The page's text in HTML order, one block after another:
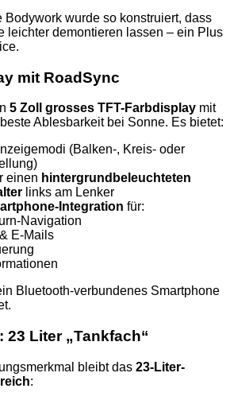
Bodywork wurde so konstruiert, dass
leichter demontieren lassen – ein Plus
mit RoadSync
5 Zoll grosses TFT-Farbdisplay mit
Ablesbarkeit bei Sonne. Es bietet:
(Balken-, Kreis- oder
einen hintergrundbeleuchteten
links am Lenker
Integration für:
Navigation
E-Mails
Bluetooth-verbundenes Smartphone
23 Liter „Tankfach“
bleibt das 23-Liter-
: